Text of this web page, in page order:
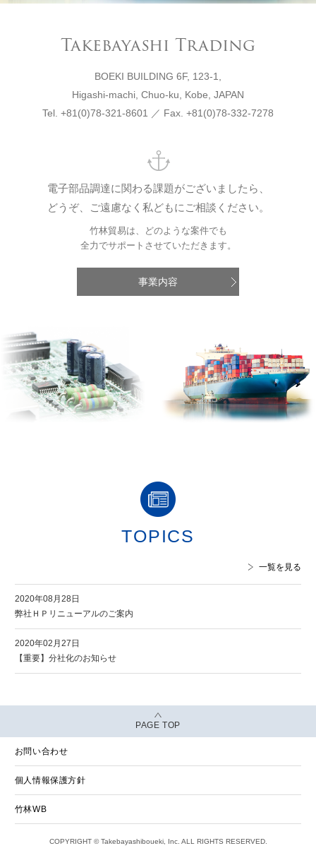
Takebayashi Trading
BOEKI BUILDING 6F, 123-1,
Higashi-machi, Chuo-ku, Kobe, JAPAN
Tel. +81(0)78-321-8601 ／ Fax. +81(0)78-332-7278
電子部品調達に関わる課題がございましたら、
どうぞ、ご遠慮なく私どもにご相談ください。
竹林貿易は、どのような案件でも
全力でサポートさせていただきます。
事業内容
TOPICS
一覧を見る
2020年08月28日
弊社ＨＰリニューアルのご案内
2020年02月27日
【重要】分社化のお知らせ
PAGE TOP
お問い合わせ
個人情報保護方針
竹林WB
COPYRIGHT © Takebayashiboueki, Inc. ALL RIGHTS RESERVED.